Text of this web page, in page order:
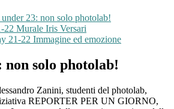
23: non solo photolab!
22 Murale Iris Versari
21-22 Immagine ed emozione
solo photolab!
Zanini, studenti del photolab,
REPORTER PER UN GIORNO,